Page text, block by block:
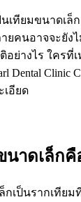
เทียมขนาดเล็ก
ยคนอาจจะยัง
อย่างไร ใครที่
Dental Clinic
เอียด
าดเล็กคื
กเป็นรากเทีย